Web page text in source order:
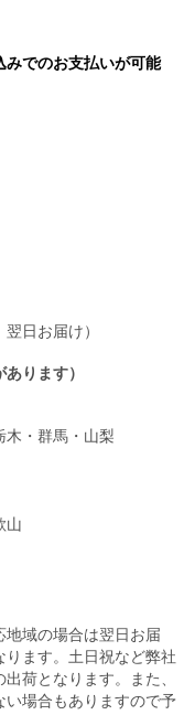
でのお支払いが可能
日お届け）
ります）
木・群馬・山梨
山
域の場合は翌日お届
ます。土日祝など弊社
荷となります。また、
場合もありますので予